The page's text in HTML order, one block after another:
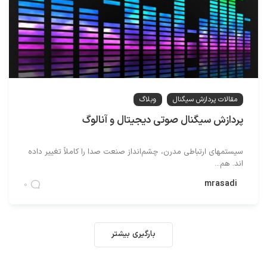
مقالات پردازش سیگنال وبلاگ
پردازش سیگنال صوتی دیجیتال و آنالوگ
سیستمهای ارتباطی مدرن، چشم‌انداز صنعت صدا را کاملاً تغییر داده
اند. هم...
mrasadi
0
بارگیری بیشتر